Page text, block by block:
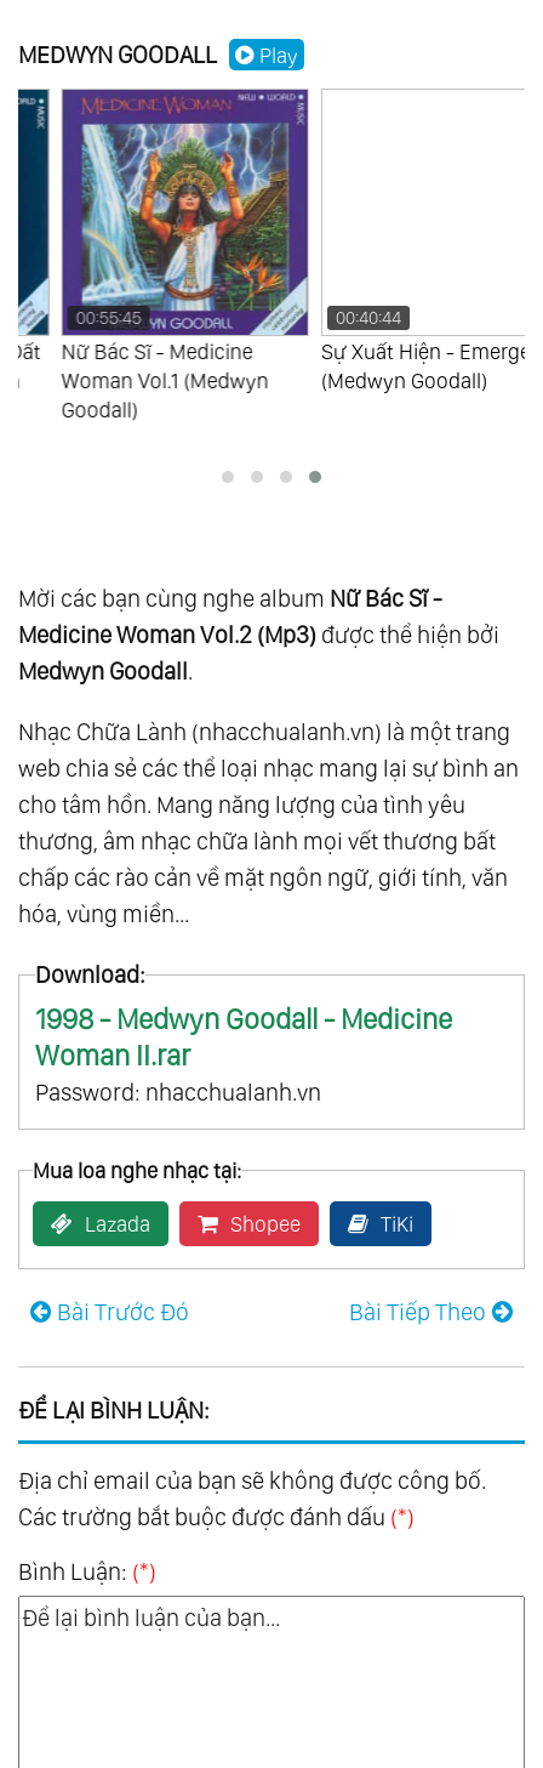
Cuộc Tìm Kiếm Cá Heo - The Dolphin
Nữ Tư Tế Trở Lại Atlantis - Priestess
Return To Atlantis
88.Người Chữa Lành Trái Đất - Earth Healer
Vol.2
MEDWYN GOODALL Play
00:55:45
Nữ Bác Sĩ - Medicine
Woman Vol.1 (Medwyn
Goodall)
00:40:44
Sự Xuất Hiện - Emergence
(Medwyn Goodall)
Mời các bạn cùng nghe album Nữ Bác Sĩ -
Medicine Woman Vol.2 (Mp3) được thể hiện bởi
Medwyn Goodall.
Nhạc Chữa Lành (nhacchualanh.vn) là một trang
web chia sẻ các thể loại nhạc mang lại sự bình an
cho tâm hồn. Mang năng lượng của tình yêu
thương, âm nhạc chữa lành mọi vết thương bất
chấp các rào cản về mặt ngôn ngữ, giới tính, văn
hóa, vùng miền...
Download:
1998 - Medwyn Goodall - Medicine
Woman II.rar
Password: nhacchualanh.vn
Mua loa nghe nhạc tại:
Lazada Shopee TiKi
Bài Trước Đó Bài Tiếp Theo
ĐỂ LẠI BÌNH LUẬN:
Địa chỉ email của bạn sẽ không được công bố.
Các trường bắt buộc được đánh dấu (*)
Bình Luận: (*)